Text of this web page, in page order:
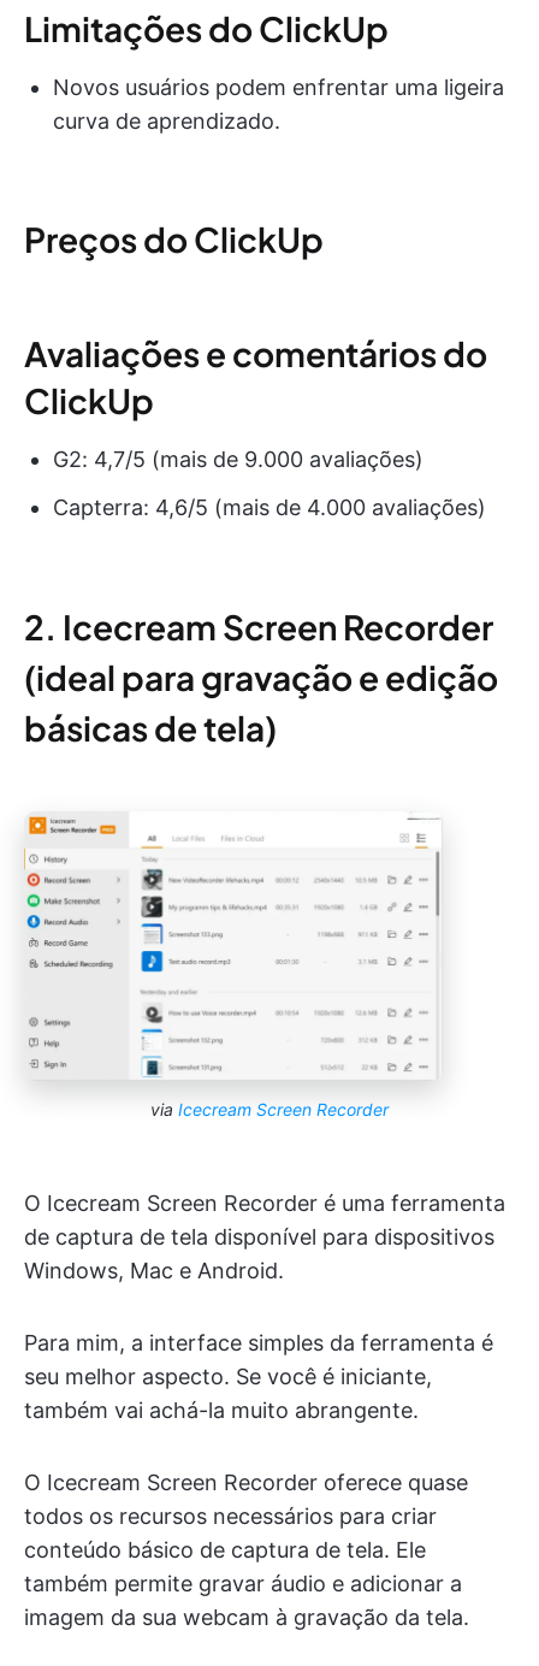
Limitações do ClickUp
Novos usuários podem enfrentar uma ligeira
curva de aprendizado.
Preços do ClickUp
Avaliações e comentários do
ClickUp
G2: 4,7/5 (mais de 9.000 avaliações)
Capterra: 4,6/5 (mais de 4.000 avaliações)
2. Icecream Screen Recorder
(ideal para gravação e edição
básicas de tela)
via Icecream Screen Recorder
O Icecream Screen Recorder é uma ferramenta
de captura de tela disponível para dispositivos
Windows, Mac e Android.
Para mim, a interface simples da ferramenta é
seu melhor aspecto. Se você é iniciante,
também vai achá-la muito abrangente.
O Icecream Screen Recorder oferece quase
todos os recursos necessários para criar
conteúdo básico de captura de tela. Ele
também permite gravar áudio e adicionar a
imagem da sua webcam à gravação da tela.